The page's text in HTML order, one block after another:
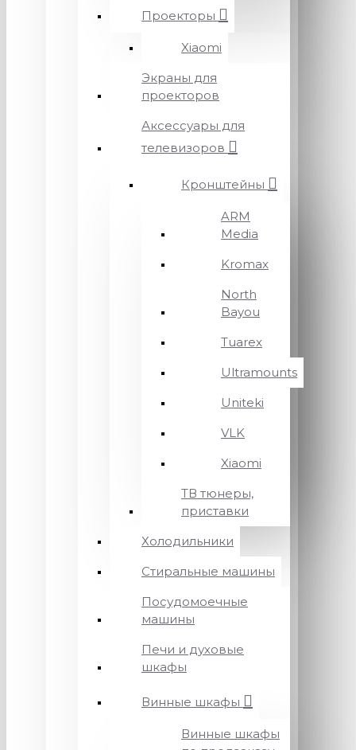
Проекторы
Xiaomi
Экраны для
проекторов
Аксессуары для
телевизоров
Кронштейны
ARM
Media
Kromax
North
Bayou
Tuarex
Ultramounts
Uniteki
VLK
Xiaomi
ТВ тюнеры,
приставки
Холодильники
Стиральные машины
Посудомоечные
машины
Печи и духовые
шкафы
Винные шкафы
Винные шкафы